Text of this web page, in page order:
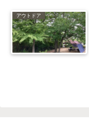
アウトドア